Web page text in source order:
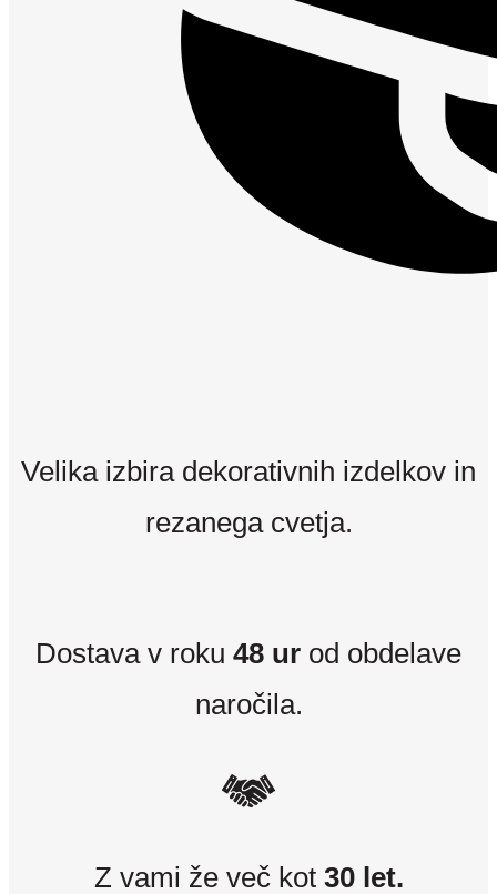
Velika izbira dekorativnih izdelkov in
rezanega cvetja.
Dostava v roku 48 ur od obdelave
naročila.
Z vami že več kot 30 let.